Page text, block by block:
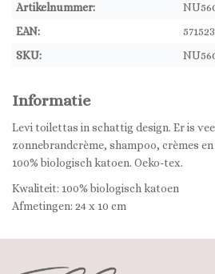
Artikelnummer:
EAN:
SKU:
Informatie
Levi toilettas in schattig design. Er is
zonnebrandcrème, shampoo, crèmes
100% biologisch katoen. Oeko-tex.
Kwaliteit: 100% biologisch katoen
Afmetingen: 24 x 10 cm